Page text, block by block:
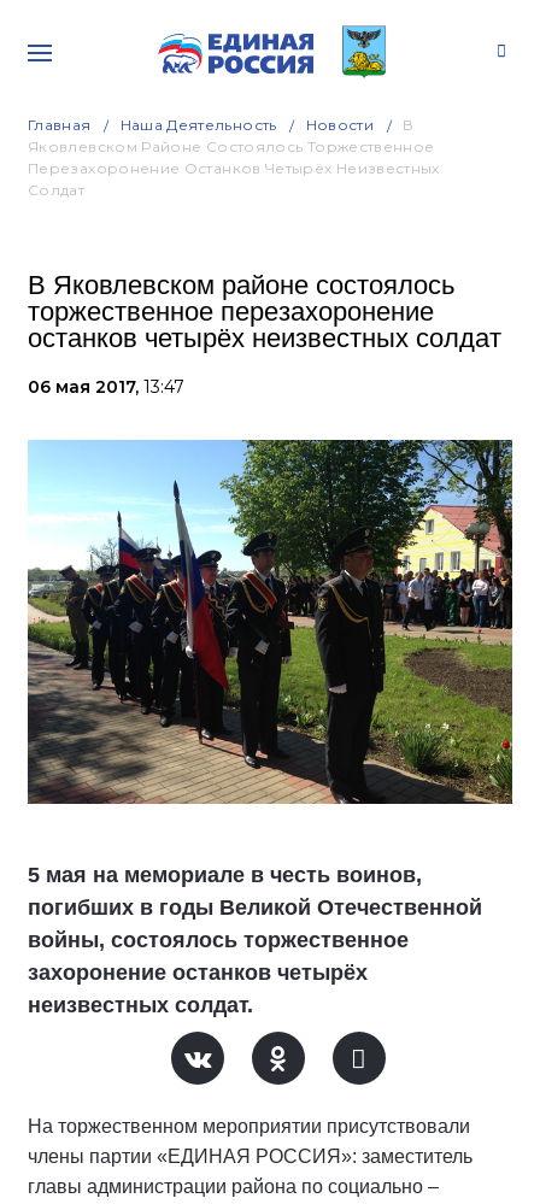
Главная Наша Деятельность Новости
В
Яковлевском Районе Состоялось Торжественное
Перезахоронение Останков Четырёх Неизвестных
Солдат
В Яковлевском районе состоялось
торжественное перезахоронение
останков четырёх неизвестных солдат
06 мая 2017, 13:47
5 мая на мемориале в честь воинов,
погибших в годы Великой Отечественной
войны, состоялось торжественное
захоронение останков четырёх
неизвестных солдат.
На торжественном мероприятии присутствовали
члены партии «ЕДИНАЯ РОССИЯ»: заместитель
главы администрации района по социально –